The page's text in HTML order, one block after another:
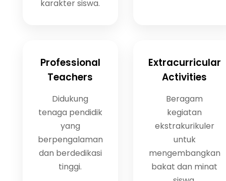
karakter siswa.
Professional
Teachers
Didukung
tenaga pendidik
yang
berpengalaman
dan berdedikasi
tinggi.
Extracurricular
Activities
Beragam
kegiatan
ekstrakurikuler
untuk
mengembangkan
bakat dan minat